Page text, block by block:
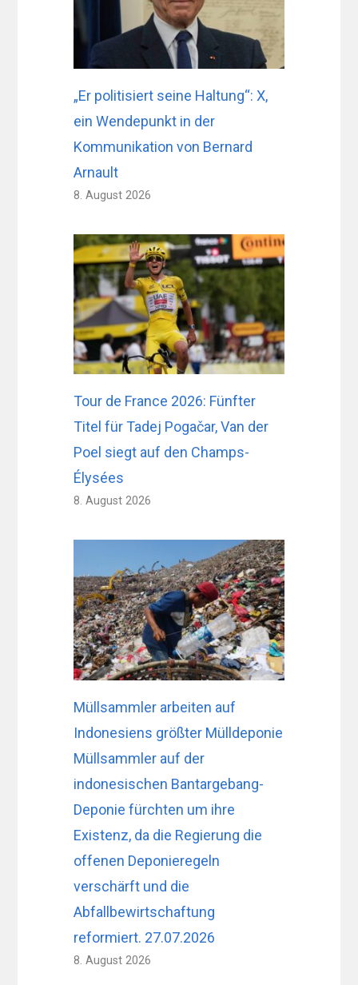
„Er politisiert seine Haltung“: X,
ein Wendepunkt in der
Kommunikation von Bernard
Arnault
8. August 2026
Tour de France 2026: Fünfter
Titel für Tadej Pogačar, Van der
Poel siegt auf den Champs-
Élysées
8. August 2026
Müllsammler arbeiten auf
Indonesiens größter Mülldeponie
Müllsammler auf der
indonesischen Bantargebang-
Deponie fürchten um ihre
Existenz, da die Regierung die
offenen Deponieregeln
verschärft und die
Abfallbewirtschaftung
reformiert. 27.07.2026
8. August 2026